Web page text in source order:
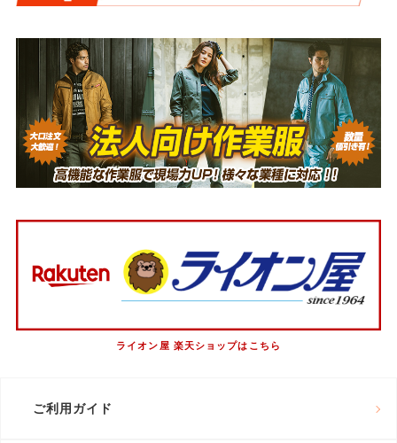
ライオン屋 楽天ショップはこちら
ご利用ガイド